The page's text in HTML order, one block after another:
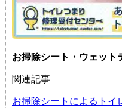
お掃除シート・ウェット
関連記事
お掃除シートによるトイ